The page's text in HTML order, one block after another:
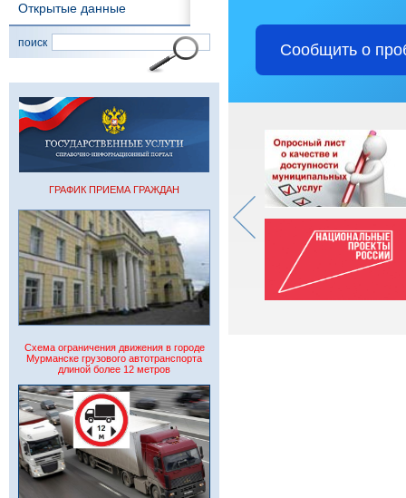
Открытые данные
поиск
ГРАФИК ПРИЕМА ГРАЖДАН
Схема ограничения движения в городе
Мурманске грузового автотранспорта
длиной более 12 метров
Сообщить о